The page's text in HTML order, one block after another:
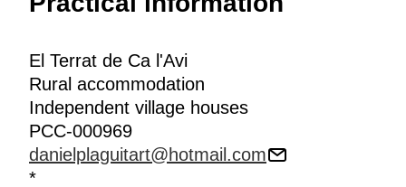
El Terrat de Ca l'Avi
Rural accommodation
Independent village houses
PCC-000969
danielplaguitart@hotmail.com
*